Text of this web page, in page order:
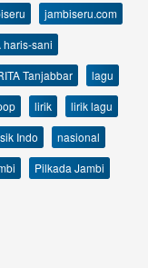
jambiseru.com
haris-sani
Tanjabbar
lagu
lirik
lirik lagu
Indo
nasional
Pilkada Jambi